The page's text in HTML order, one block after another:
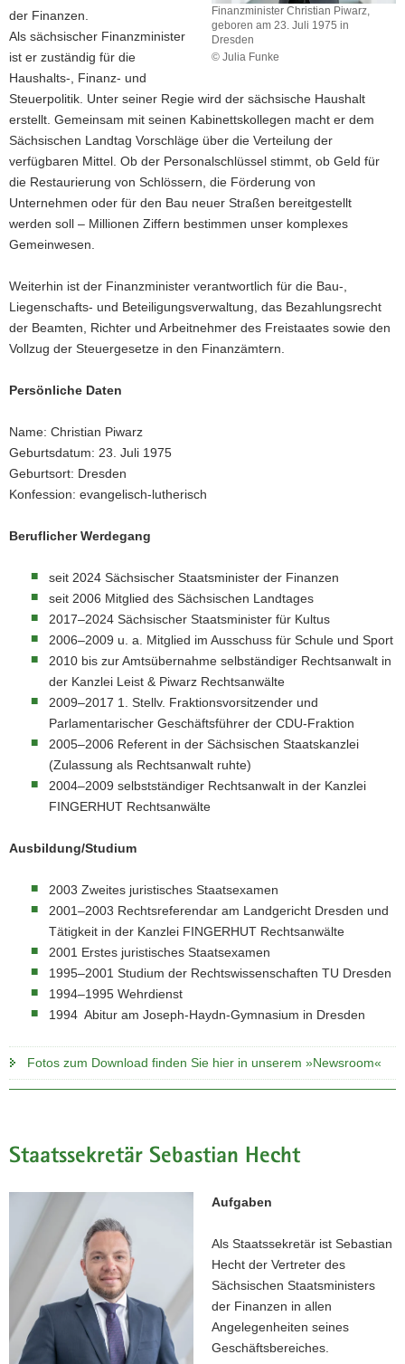
a
v
i
g
a
t
i
o
n
Finanzminister Christian Piwarz,
geboren am 23. Juli 1975 in
Dresden
© Julia Funke
Piwarz,
geboren
am
23.
Juli
in
Dresden
der Finanzen.
Als sächsischer Finanzminister
ist er zuständig für die
Haushalts-, Finanz- und
Steuerpolitik. Unter seiner Regie wird der sächsische Haushalt
erstellt. Gemeinsam mit seinen Kabinettskollegen macht er dem
Sächsischen Landtag Vorschläge über die Verteilung der
verfügbaren Mittel. Ob der Personalschlüssel stimmt, ob Geld für
die Restaurierung von Schlössern, die Förderung von
Unternehmen oder für den Bau neuer Straßen bereitgestellt
werden soll – Millionen Ziffern bestimmen unser komplexes
Gemeinwesen.
Weiterhin ist der Finanzminister verantwortlich für die Bau-,
Liegenschafts- und Beteiligungsverwaltung, das Bezahlungsrecht
der Beamten, Richter und Arbeitnehmer des Freistaates sowie den
Vollzug der Steuergesetze in den Finanzämtern.
Persönliche Daten
Name: Christian Piwarz
Geburtsdatum: 23. Juli 1975
Geburtsort: Dresden
Konfession: evangelisch-lutherisch
Beruflicher Werdegang
seit 2024 Sächsischer Staatsminister der Finanzen
seit 2006 Mitglied des Sächsischen Landtages
2017–2024 Sächsischer Staatsminister für Kultus
2006–2009 u. a. Mitglied im Ausschuss für Schule und Sport
2010 bis zur Amtsübernahme selbständiger Rechtsanwalt in
der Kanzlei Leist & Piwarz Rechtsanwälte
2009–2017 1. Stellv. Fraktionsvorsitzender und
Parlamentarischer Geschäftsführer der CDU-Fraktion
2005–2006 Referent in der Sächsischen Staatskanzlei
(Zulassung als Rechtsanwalt ruhte)
2004–2009 selbstständiger Rechtsanwalt in der Kanzlei
FINGERHUT Rechtsanwälte
Ausbildung/Studium
2003 Zweites juristisches Staatsexamen
2001–2003 Rechtsreferendar am Landgericht Dresden und
Tätigkeit in der Kanzlei FINGERHUT Rechtsanwälte
2001 Erstes juristisches Staatsexamen
1995–2001 Studium der Rechtswissenschaften TU Dresden
1994–1995 Wehrdienst
1994 Abitur am Joseph-Haydn-Gymnasium in Dresden
Fotos zum Download finden Sie hier in unserem »Newsroom«
Staatssekretär Sebastian Hecht
Aufgaben
Als Staatssekretär ist Sebastian
Hecht der Vertreter des
Sächsischen Staatsministers
der Finanzen in allen
Angelegenheiten seines
Geschäftsbereiches.